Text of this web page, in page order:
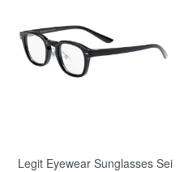
Legit Eyewear Sunglasses Sei